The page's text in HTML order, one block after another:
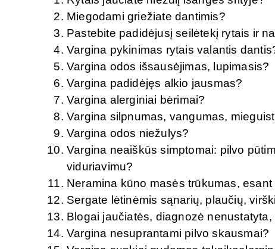
Miegodami griežiate dantimis?
Pastebite padidėjusį seilėtekį rytais ir
Vargina pykinimas rytais valantis
Vargina odos išsausėjimas, lupimasis?
Vargina padidėjęs alkio jausmas?
Vargina alerginiai bėrimai?
Vargina silpnumas, vangumas,
Vargina odos niežulys?
Vargina neaiškūs simptomai: pilvo
viduriavimu?
Neramina kūno masės trūkumas,
Sergate lėtinėmis sąnarių, plaučių,
Blogai jaučiatės, diagnozė
Vargina nesuprantami pilvo skausmai?